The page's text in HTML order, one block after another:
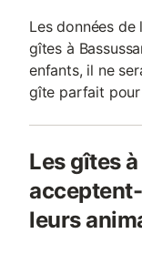
Les données
gîtes à
enfants, il ne
gîte parfait
Les gîtes
leurs